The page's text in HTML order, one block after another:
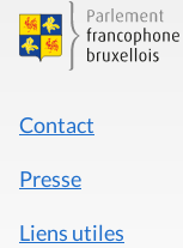
Contact
Presse
Liens utiles